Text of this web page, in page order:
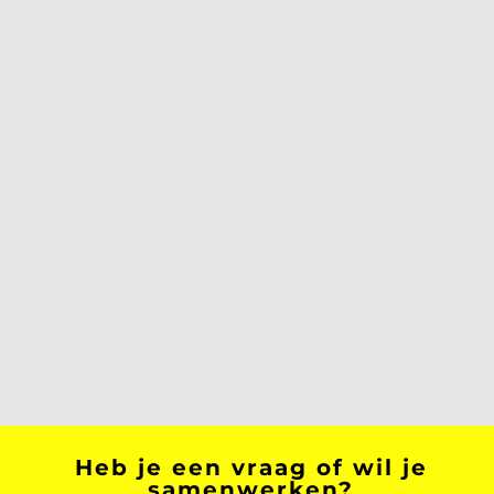
Heb je een vraag of wil je